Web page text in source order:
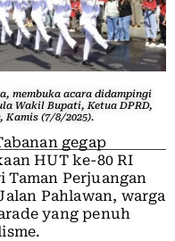
membuka acara didampingi
Wakil Bupati, Ketua DPRD,
Kamis (7/8/2025).
gegap
HUT ke-80 RI
Taman Perjuangan
Pahlawan, warga
yang penuh